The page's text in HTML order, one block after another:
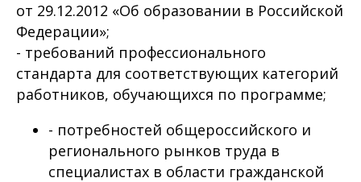
от 29.12.2012 «Об образовании в Российской
Федерации»;
- требований профессионального
стандарта для соответствующих категорий
работников, обучающихся по программе;
- потребностей общероссийского и
регионального рынков труда в
специалистах в области гражданской